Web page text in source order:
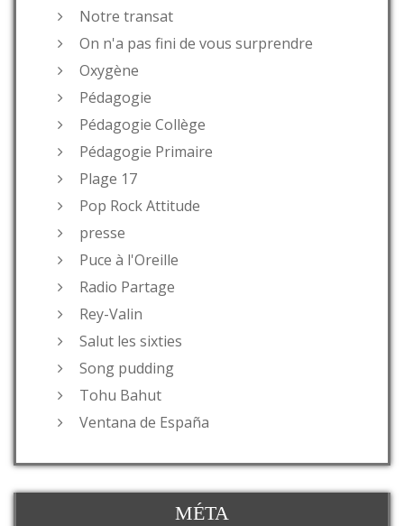
Notre transat
On n'a pas fini de vous surprendre
Oxygène
Pédagogie
Pédagogie Collège
Pédagogie Primaire
Plage 17
Pop Rock Attitude
presse
Puce à l'Oreille
Radio Partage
Rey-Valin
Salut les sixties
Song pudding
Tohu Bahut
Ventana de España
MÉTA